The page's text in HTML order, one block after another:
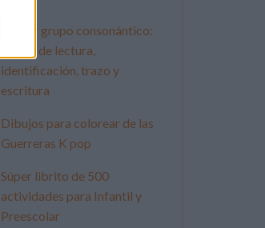
Primer grupo consonántico:
Fichas de lectura,
identificación, trazo y
escritura
Dibujos para colorear de las
Guerreras K pop
Súper librito de 500
actividades para Infantil y
Preescolar